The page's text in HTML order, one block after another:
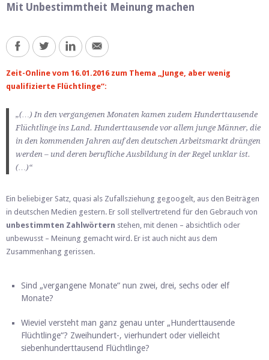
Mit Unbestimmtheit Meinung machen
Zeit-Online vom 16.01.2016 zum Thema „Junge, aber wenig
qualifizierte Flüchtlinge“:
„(…) In den vergangenen Monaten kamen zudem Hunderttausende
Flüchtlinge ins Land. Hunderttausende vor allem junge Männer, die
in den kommenden Jahren auf den deutschen Arbeitsmarkt drängen
werden – und deren berufliche Ausbildung in der Regel unklar ist.
(…)“
Ein beliebiger Satz, quasi als Zufallsziehung gegoogelt, aus den Beiträgen
in deutschen Medien gestern. Er soll stellvertretend für den Gebrauch von
unbestimmten Zahlwörtern stehen, mit denen – absichtlich oder
unbewusst – Meinung gemacht wird. Er ist auch nicht aus dem
Zusammenhang gerissen.
Sind „vergangene Monate“ nun zwei, drei, sechs oder elf
Monate?
Wieviel versteht man ganz genau unter „Hunderttausende
Flüchtlinge“? Zweihundert-, vierhundert oder vielleicht
siebenhunderttausend Flüchtlinge?